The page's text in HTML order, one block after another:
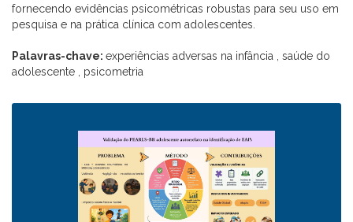
fornecendo evidências psicométricas robustas para seu uso em
pesquisa e na prática clínica com adolescentes.
Palavras-chave: experiências adversas na infância , saúde do
adolescente , psicometria